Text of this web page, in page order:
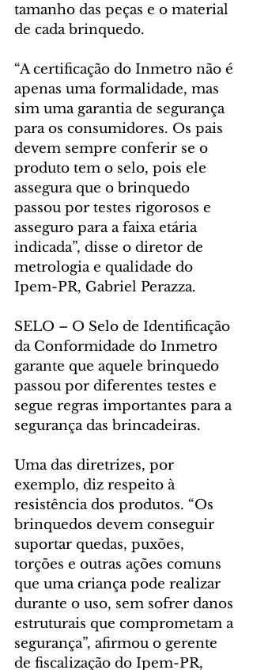
tamanho das peças e o material
de cada brinquedo.
“A certificação do Inmetro não é
apenas uma formalidade, mas
sim uma garantia de segurança
para os consumidores. Os pais
devem sempre conferir se o
produto tem o selo, pois ele
assegura que o brinquedo
passou por testes rigorosos e
asseguro para a faixa etária
indicada”, disse o diretor de
metrologia e qualidade do
Ipem-PR, Gabriel Perazza.
SELO – O Selo de Identificação
da Conformidade do Inmetro
garante que aquele brinquedo
passou por diferentes testes e
segue regras importantes para a
segurança das brincadeiras.
Uma das diretrizes, por
exemplo, diz respeito à
resistência dos produtos. “Os
brinquedos devem conseguir
suportar quedas, puxões,
torções e outras ações comuns
que uma criança pode realizar
durante o uso, sem sofrer danos
estruturais que comprometam a
segurança”, afirmou o gerente
de fiscalização do Ipem-PR,